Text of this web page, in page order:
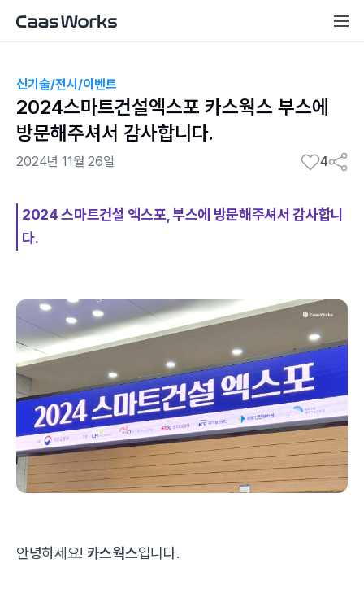
신기술/전시/이벤트
2024스마트건설엑스포 카스웍스 부스에
방문해주셔서 감사합니다.
2024년 11월 26일 4
2024스마트건설 엑스포, 부스에 방문해주셔서 감사합니
다.
안녕하세요! 카스웍스입니다.